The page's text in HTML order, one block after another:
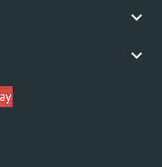

